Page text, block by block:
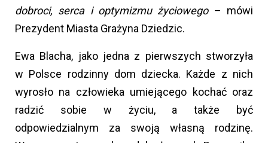
dobroci, serca i optymizmu życiowego– mówi
Prezydent Miasta Grażyna Dziedzic.
Ewa Blacha, jako jedna z pierwszych stworzyła
w Polsce rodzinny dom dziecka. Każde z nich
wyrosło na człowieka umiejącego kochać oraz
radzić sobie w życiu, a także być
odpowiedzialnym za swoją własną rodzinę.